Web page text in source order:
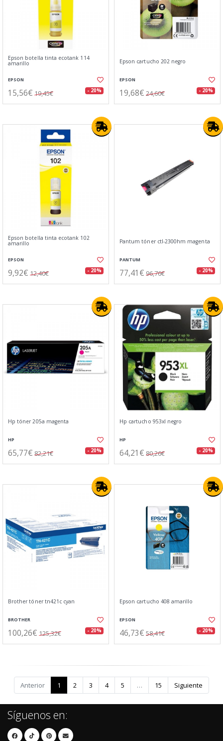
Epson botella tinta ecotank 114
amarillo
EPSON
15,56€ 19,45€ - 20%
Epson cartucho 202 negro
EPSON
19,68€ 24,60€ - 20%
Epson botella tinta ecotank 102
amarillo
EPSON
9,92€ 12,40€ - 20%
Pantum tóner ctl-2300hm magenta
PANTUM
77,41€ 96,76€ - 20%
Hp tóner 205a magenta
HP
65,77€ 82,21€ - 20%
Hp cartucho 953xl negro
HP
64,21€ 80,26€ - 20%
Brother tóner tn421c cyan
BROTHER
100,26€ 125,32€ - 20%
Epson cartucho 408 amarillo
EPSON
46,73€ 58,41€ - 20%
Anterior 1 2 3 4 5 … 15 Siguiente
Síguenos en: